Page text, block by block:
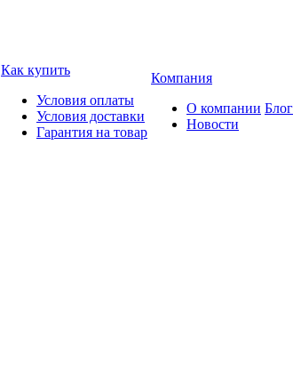
Как купить
Условия оплаты
Условия доставки
Гарантия на товар
Компания
О компании
Новости
Блог